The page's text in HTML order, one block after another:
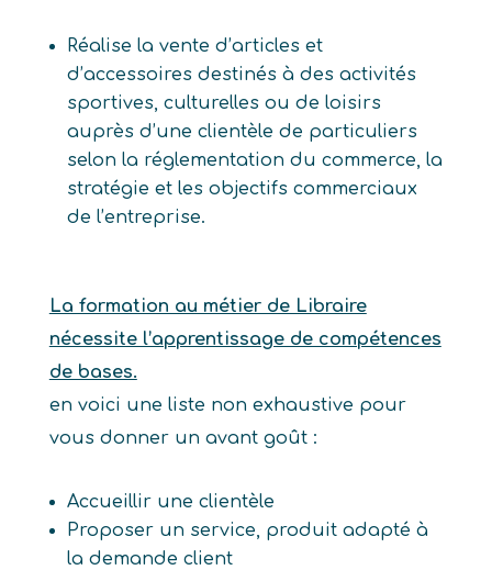
Réalise la vente d’articles et
d’accessoires destinés à des activités
sportives, culturelles ou de loisirs
auprès d’une clientèle de particuliers
selon la réglementation du commerce, la
stratégie et les objectifs commerciaux
de l’entreprise.
La formation au métier de Libraire
nécessite l’apprentissage de compétences
de bases.
en voici une liste non exhaustive pour
vous donner un avant goût :
Accueillir une clientèle
Proposer un service, produit adapté à
la demande client